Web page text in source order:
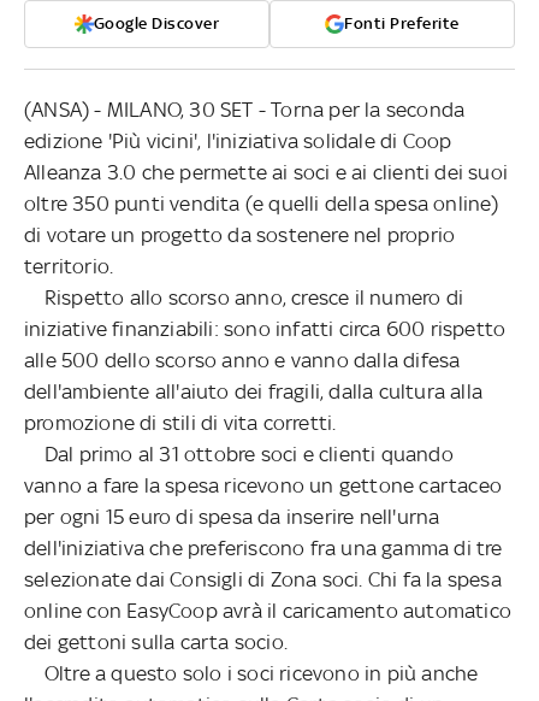
Google Discover Fonti Preferite
(ANSA) - MILANO, 30 SET - Torna per la seconda
edizione 'Più vicini', l'iniziativa solidale di Coop
Alleanza 3.0 che permette ai soci e ai clienti dei suoi
oltre 350 punti vendita (e quelli della spesa online)
di votare un progetto da sostenere nel proprio
territorio.
Rispetto allo scorso anno, cresce il numero di
iniziative finanziabili: sono infatti circa 600 rispetto
alle 500 dello scorso anno e vanno dalla difesa
dell'ambiente all'aiuto dei fragili, dalla cultura alla
promozione di stili di vita corretti.
Dal primo al 31 ottobre soci e clienti quando
vanno a fare la spesa ricevono un gettone cartaceo
per ogni 15 euro di spesa da inserire nell'urna
dell'iniziativa che preferiscono fra una gamma di tre
selezionate dai Consigli di Zona soci. Chi fa la spesa
online con EasyCoop avrà il caricamento automatico
dei gettoni sulla carta socio.
Oltre a questo solo i soci ricevono in più anche